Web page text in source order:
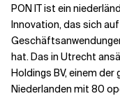
PON IT ist ein
Innovation, das sich
hat. Das in Utrecht
Holdings BV, einem
Niederlanden mit 80